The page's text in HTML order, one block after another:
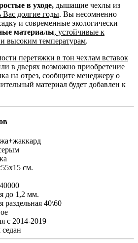
в уходе, дышащие чехлы из
Вас долгие годы. Вы несомненно
и современные экологически
материалы, устойчивые к
высоким температурам.
перетяжки в тон чехлам вставок
в дверях возможно приобретение
на отрез, сообщите менеджеру о
материал будет добавлен к
см.
до 1,2 мм.
раздельная 40\60
с 2014-2019
седан